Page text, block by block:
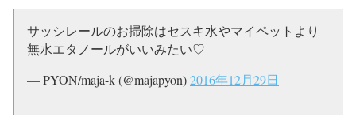
— sin4321 (@sin4321)2013年4月8日
サッシレールのお掃除はセスキ水やマイペットより
無水エタノールがいいみたい♡
— PYON/maja-k (@majapyon)2016年12月29日